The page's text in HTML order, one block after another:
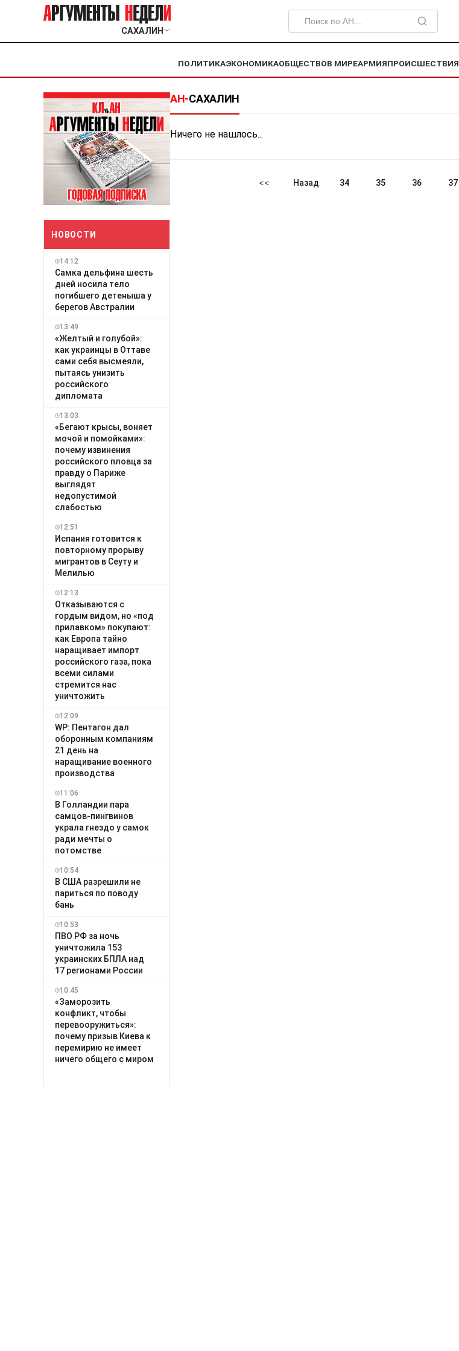
САХАЛИН ﹀
ПОЛИТИКАЭКОНОМИКАОБЩЕСТВОВ МИРЕАРМИЯПРОИСШЕСТВИЯ
НОВОСТИ
14:12
Самка дельфина шесть
дней носила тело
погибшего детеныша у
берегов Австралии
13:49
«Желтый и голубой»:
как украинцы в Оттаве
сами себя высмеяли,
пытаясь унизить
российского
дипломата
13:03
«Бегают крысы, воняет
мочой и помойками»:
почему извинения
российского пловца за
правду о Париже
выглядят
недопустимой
слабостью
12:51
Испания готовится к
повторному прорыву
мигрантов в Сеуту и
Мелилью
12:13
Отказываются с
гордым видом, но «под
прилавком» покупают:
как Европа тайно
наращивает импорт
российского газа, пока
всеми силами
стремится нас
уничтожить
12:09
WP: Пентагон дал
оборонным компаниям
21 день на
наращивание военного
производства
11:06
В Голландии пара
самцов-пингвинов
украла гнездо у самок
ради мечты о
потомстве
10:54
В США разрешили не
париться по поводу
бань
10:53
ПВО РФ за ночь
уничтожила 153
украинских БПЛА над
17 регионами России
10:45
«Заморозить
конфликт, чтобы
перевооружиться»:
почему призыв Киева к
перемирию не имеет
ничего общего с миром
АН-САХАЛИН
Ничего не нашлось...
<< Назад 34 35 36 37